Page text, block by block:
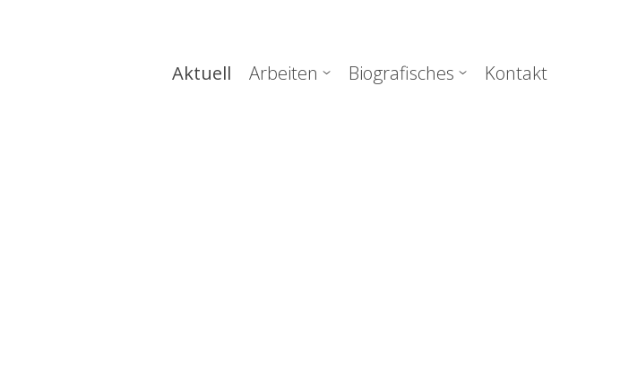
Hauptnavigation
Aktuell Arbeiten Biografisches Kontakt